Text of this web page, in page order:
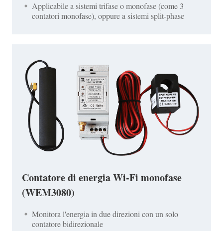
Applicabile a sistemi trifase o monofase (come 3
contatori monofase), oppure a sistemi split-phase
Contatore di energia Wi-Fi monofase
(WEM3080)
Monitora l'energia in due direzioni con un solo
contatore bidirezionale